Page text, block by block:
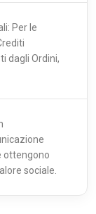
Per le
dagli Ordini,
ottengono
sociale.